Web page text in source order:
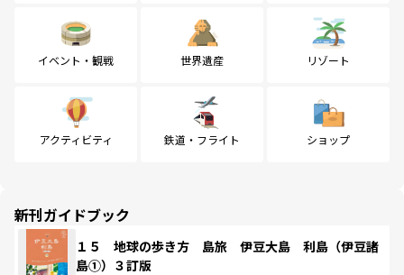
イベント・観戦 世界遺産 リゾート
アクティビティ 鉄道・フライト ショップ
新刊ガイドブック
１５ 地球の歩き方 島旅 伊豆大島 利島（伊豆諸
島①）３訂版